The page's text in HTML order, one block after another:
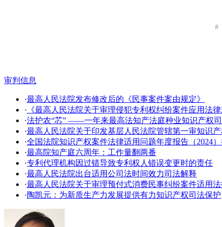
#
审判信息
·最高人民法院发布修改后的《民事案件案由规定》
· 《最高人民法院关于审理侵犯专利权纠纷案件应用法
·法护农“芯” ——一年来最高法知产法庭种业知识产权
·最高人民法院关于印发基层人民法院管辖第一审知识
·全国法院知识产权案件法律适用问题年度报告（2024
·最高院知产庭六周年：工作量翻两番
·专利代理机构因过错导致专利权人错误变更时的责任
·最高人民法院出台适用公司法时间效力司法解释
·最高人民法院关于审理预付式消费民事纠纷案件适用
·陶凯元：为新质生产力发展提供有力知识产权司法保护